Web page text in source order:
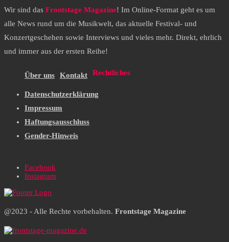
Wir sind das Frontstage Magazine! Im Online-Format geht es um
alle News rund um die Musikwelt, das aktuelle Festival- und
Konzertgeschehen sowie Interviews und vieles mehr. Direkt, ehrlich
und immer aus der ersten Reihe!
Über uns Kontakt Rechtliches
Datenschutzerklärung
Impressum
Haftungsausschluss
Gender-Hinweis
Facebook
Instagram
@2023 - Alle Rechte vorbehalten. Frontstage Magazine